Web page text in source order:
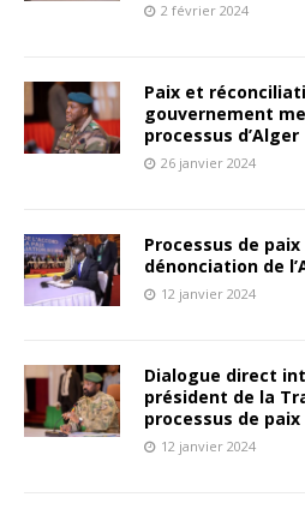
2 février 2024
Paix et
gouvernement
processus d’Alger
26 janvier 2024
Processus de paix
dénonciation de
12 janvier 2024
Dialogue direct
président de la
processus de
12 janvier 2024